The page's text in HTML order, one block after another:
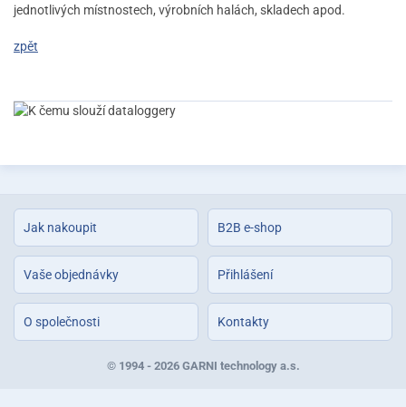
jednotlivých místnostech, výrobních halách, skladech apod.
zpět
Jak nakoupit B2B e-shop
Vaše objednávky Přihlášení
O společnosti Kontakty
© 1994 - 2026 GARNI technology a.s.